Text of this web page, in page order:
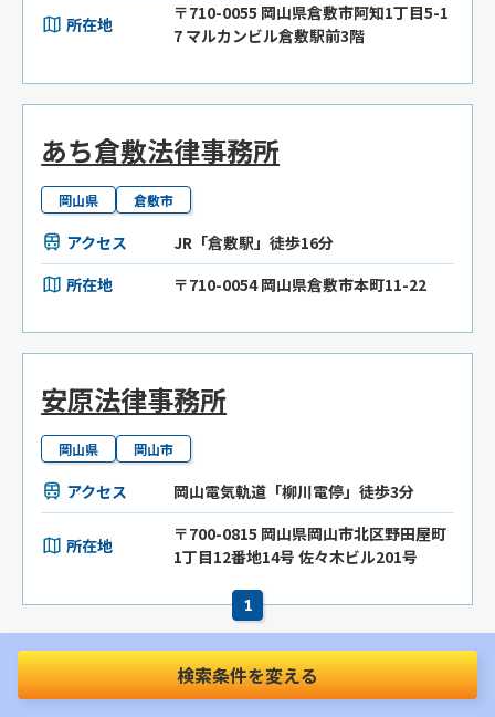
所在地
〒710-0055 岡山県倉敷市阿知1丁目5-1
7 マルカンビル倉敷駅前3階
あち倉敷法律事務所
岡山県 倉敷市
アクセス
JR「倉敷駅」徒歩16分
所在地
〒710-0054 岡山県倉敷市本町11-22
安原法律事務所
岡山県 岡山市
アクセス 岡山電気軌道「柳川電停」徒歩3分
所在地
〒700-0815 岡山県岡山市北区野田屋町
1丁目12番地14号 佐々木ビル201号
1
市区町村から自動車事故に強い弁護士を探す
検索条件を変える